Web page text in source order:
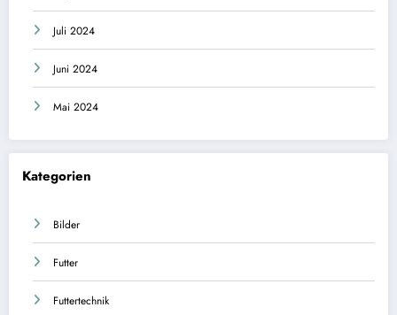
Juli 2024
Juni 2024
Mai 2024
Kategorien
Bilder
Futter
Futtertechnik